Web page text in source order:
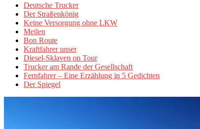
Deutsche Trucker
Der Straßenkönig
Keine Versorgung ohne LKW
Meilen
Bon Route
Kraftfahrer unser
Diesel-Sklaven on Tour
Trucker am Rande der Gesellschaft
Fernfahrer – Eine Erzählung in 5 Gedichten
Der Spiegel